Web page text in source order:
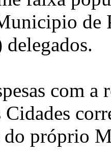
de
com a
do próprio